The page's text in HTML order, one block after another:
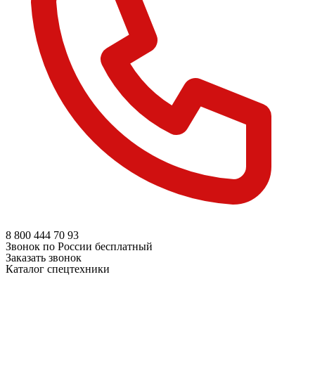
8 800 444 70 93
Звонок по России бесплатный
Заказать звонок
Каталог спецтехники